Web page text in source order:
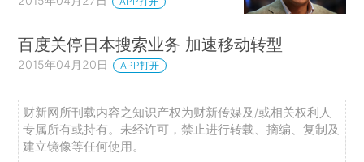
百度关停日本搜索业务 加速移动转型
2015年04月20日 APP打开
财新网所刊载内容之知识产权为财新传媒及/或相关权利人
专属所有或持有。未经许可，禁止进行转载、摘编、复制及
建立镜像等任何使用。